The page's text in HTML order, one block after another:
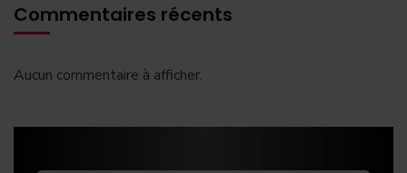
Commentaires récents
Aucun commentaire à afficher.